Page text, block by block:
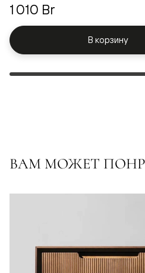
1 010 Br
В корзину
ВАМ МОЖЕТ